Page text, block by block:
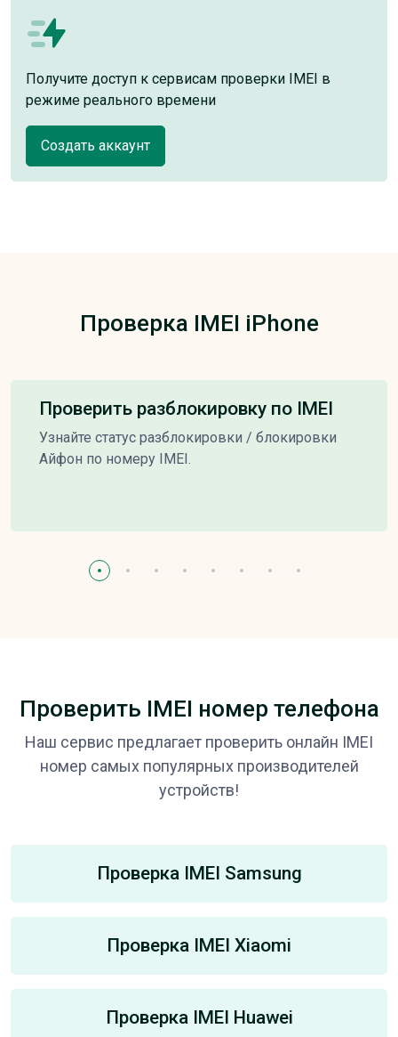
Получите доступ к сервисам проверки IMEI в
режиме реального времени
Создать аккаунт
Проверка IMEI iPhone
Проверить разблокировку по IMEI
Узнайте статус разблокировки / блокировки
Айфон по номеру IMEI.
Проверить IMEI номер телефона
Наш сервис предлагает проверить онлайн IMEI
номер самых популярных производителей
устройств!
Проверка IMEI Samsung
Проверка IMEI Xiaomi
Проверка IMEI Huawei